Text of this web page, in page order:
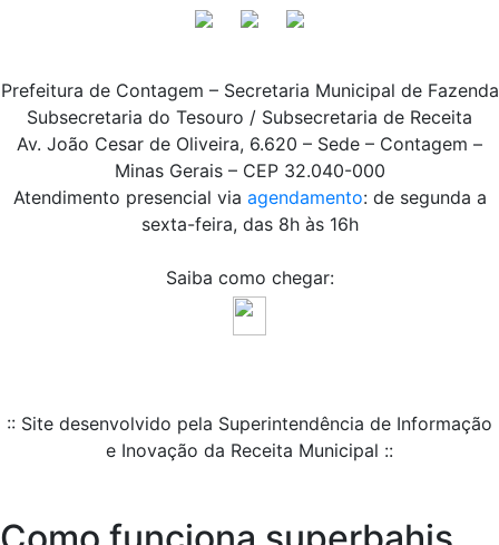
Prefeitura de Contagem – Secretaria Municipal de Fazenda
Subsecretaria do Tesouro / Subsecretaria de Receita
Av. João Cesar de Oliveira, 6.620 – Sede – Contagem –
Minas Gerais – CEP 32.040-000
Atendimento presencial via agendamento: de segunda a
sexta-feira, das 8h às 16h
Saiba como chegar:
:: Site desenvolvido pela Superintendência de Informação
e Inovação da Receita Municipal ::